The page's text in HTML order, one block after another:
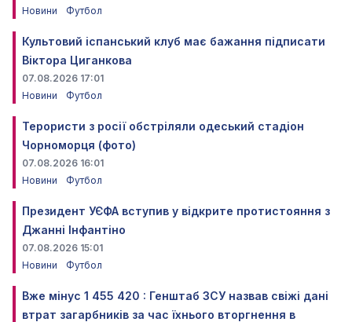
Новини
Футбол
Культовий іспанський клуб має бажання підписати
Віктора Циганкова
07.08.2026 17:01
Новини
Футбол
Терористи з росії обстріляли одеський стадіон
Чорноморця (фото)
07.08.2026 16:01
Новини
Футбол
Президент УЄФА вступив у відкрите протистояння з
Джанні Інфантіно
07.08.2026 15:01
Новини
Футбол
Вже мінус 1 455 420 : Генштаб ЗСУ назвав свіжі дані
втрат загарбників за час їхнього вторгнення в